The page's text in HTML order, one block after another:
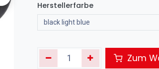
Herstellerfarbe
Zum